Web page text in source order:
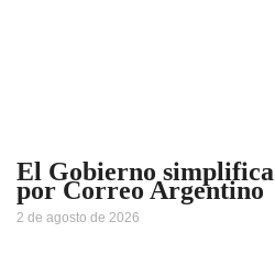
El Gobierno
por Correo Argentino
2 de agosto de 2026